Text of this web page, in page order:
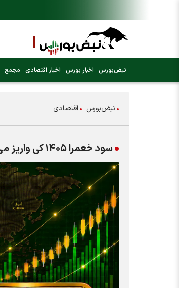
نبض‌بورس اخبار بورس اخبار اقتصادی مجمع
نبض‌بورس اقتصادی
سود خعمرا ۱۴۰۵ کی واریز می‌شود و چقدر است؟